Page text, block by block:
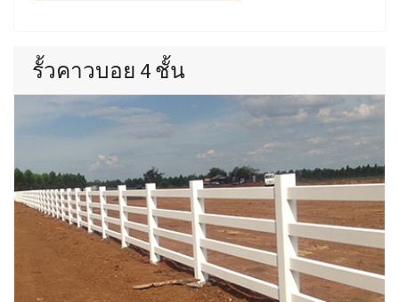
รั้วคาวบอย 4 ชั้น